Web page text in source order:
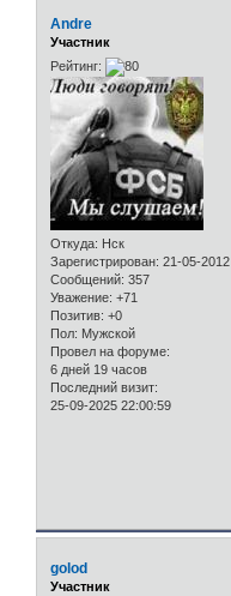
Andre
Участник
Рейтинг:
Откуда: Нск
Зарегистрирован: 21-05-2012
Сообщений: 357
Уважение: +71
Позитив: +0
Пол: Мужской
Провел на форуме:
6 дней 19 часов
Последний визит:
25-09-2025 22:00:59
golod
Участник